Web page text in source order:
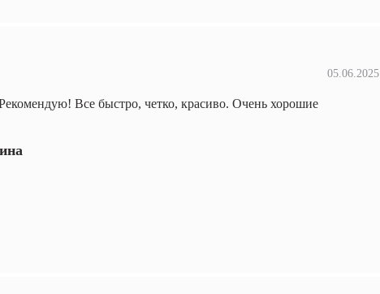
05.06.2025
Все быстро, четко, красиво. Очень хорошие